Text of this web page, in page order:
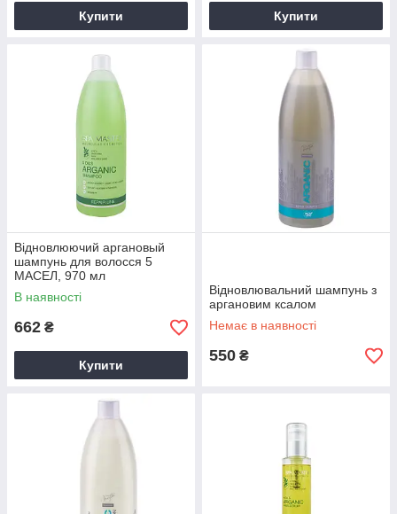
Купити Купити
Відновлюючий аргановый
шампунь для волосся 5
МАСЕЛ, 970 мл
В наявності
662 ₴
Купити
Відновлювальний шампунь з
аргановим ксалом
Немає в наявності
550 ₴